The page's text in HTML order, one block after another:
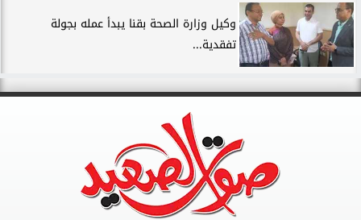
وكيل وزارة الصحة بقنا يبدأ عمله بجولة
تفقدية...